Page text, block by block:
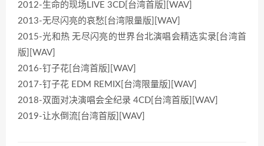
2012-生命的现场LIVE 3CD[台湾首版][WAV]
2013-无尽闪亮的哀愁[台湾限量版][WAV]
2015-光和热 无尽闪亮的世界台北演唱会精选实录[台湾首
版][WAV]
2016-钉子花[台湾首版][WAV]
2017-钉子花 EDM REMIX[台湾限量版][WAV]
2018-双面对决演唱会全纪录 4CD[台湾首版][WAV]
2019-让水倒流[台湾首版][WAV]